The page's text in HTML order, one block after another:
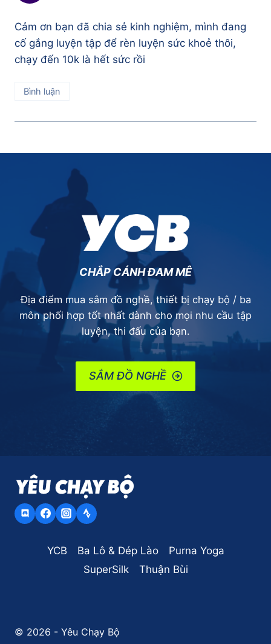
Cảm ơn bạn đã chia sẻ kinh nghiệm, mình đang
cố gắng luyện tập để rèn luyện sức khoẻ thôi,
chạy đến 10k là hết sức rồi
Bình luận
CHẮP CÁNH ĐAM MÊ
Địa điểm mua sắm đồ nghề, thiết bị chạy bộ / ba
môn phối hợp tốt nhất dành cho mọi nhu cầu tập
luyện, thi đấu của bạn.
SẮM ĐỒ NGHỀ
YCB Ba Lô & Dép Lào
Purna Yoga
SuperSilk
Thuận Bùi
© 2026 - Yêu Chạy Bộ